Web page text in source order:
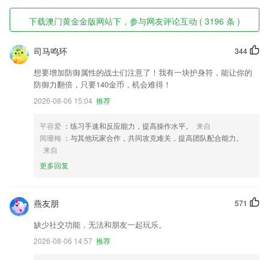
下载澳门黄金金版网站下，参与网友评论互动 ( 3196 条 )
344
司马鸣环
想要增加防御属性的战士们注意了！我有一块护身符，能让你的
防御力翻倍，只要140金币，机会难得！
2026-08-06 15:04 推荐
平容爱 ：练习手速和反应能力，提高操作水平。
来自
闻珊梅 ：与其他玩家合作，共同攻克难关，提高团队配合能力。
来自
更多回复
571
燕友朋
缺少社交功能，无法和朋友一起玩乐。
2026-08-06 14:57 推荐